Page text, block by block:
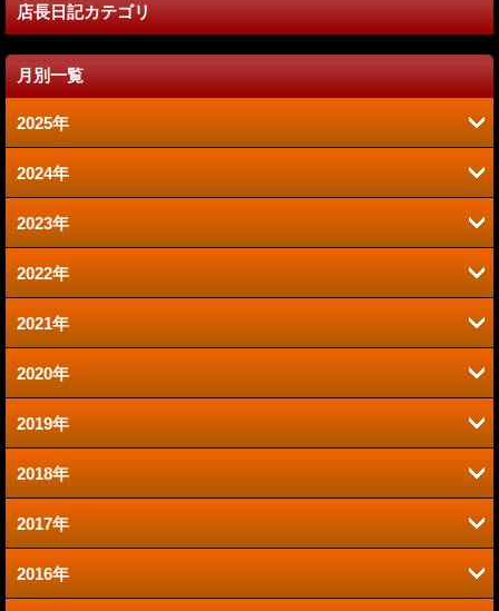
店長日記カテゴリ
月別一覧
2025年
6月 (2)
1月 (1)
2024年
9月 (2)
8月 (2)
2023年
6月 (1)
2022年
12月 (1)
10月 (1)
9月 (1)
2021年
12月 (1)
9月 (1)
8月 (1)
7月 (4)
5月 (3)
2020年
12月 (1)
11月 (2)
10月 (2)
9月 (3)
2019年
11月 (2)
7月 (1)
5月 (1)
2018年
11月 (2)
10月 (3)
2017年
11月 (3)
2016年